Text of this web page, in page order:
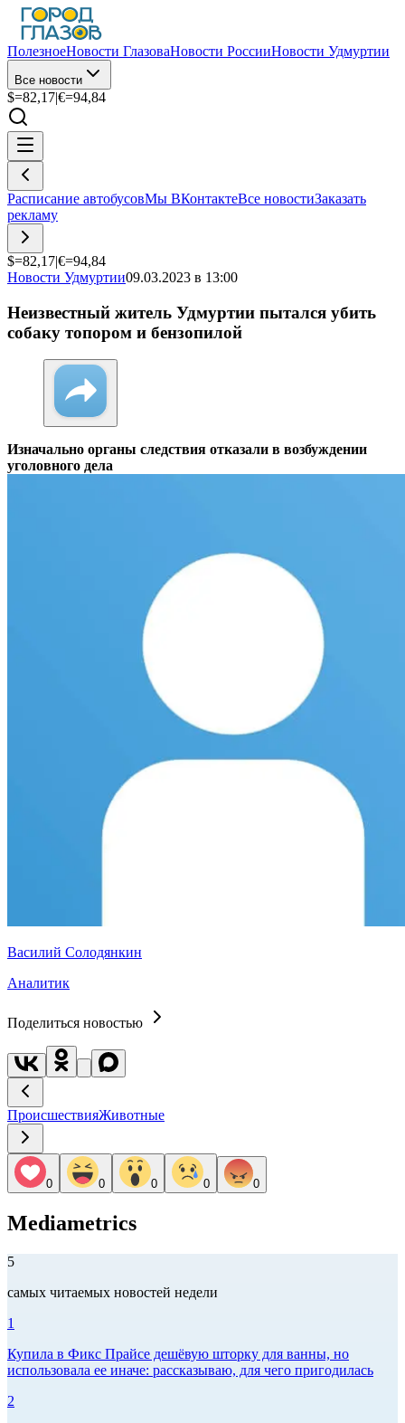
ПолезноеНовости ГлазоваНовости РоссииНовости Удмуртии
Все новости
$=82,17|€=94,84
Расписание автобусовМы ВКонтактеВсе новостиЗаказать
рекламу
$=82,17|€=94,84
Новости Удмуртии09.03.2023 в 13:00
Неизвестный житель Удмуртии пытался убить
собаку топором и бензопилой
Изначально органы следствия отказали в возбуждении
уголовного дела
Василий Солодянкин
Аналитик
Поделиться новостью
ПроисшествияЖивотные
0 0 0 0 0
Mediametrics
5
самых читаемых новостей недели
1
Купила в Фикс Прайсе дешёвую шторку для ванны, но
использовала ее иначе: рассказываю, для чего пригодилась
2